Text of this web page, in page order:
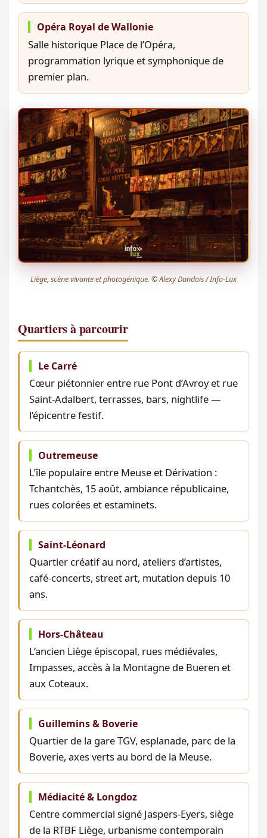
Opéra Royal de Wallonie
Salle historique Place de l’Opéra,
programmation lyrique et symphonique de
premier plan.
Liège, scène vivante et photogénique. © Alexy Dandois / Info-Lux
Quartiers à parcourir
Le Carré
Cœur piétonnier entre rue Pont d’Avroy et rue
Saint-Adalbert, terrasses, bars, nightlife —
l’épicentre festif.
Outremeuse
L’île populaire entre Meuse et Dérivation :
Tchantchès, 15 août, ambiance républicaine,
rues colorées et estaminets.
Saint-Léonard
Quartier créatif au nord, ateliers d’artistes,
café-concerts, street art, mutation depuis 10
ans.
Hors-Château
L’ancien Liège épiscopal, rues médiévales,
Impasses, accès à la Montagne de Bueren et
aux Coteaux.
Guillemins & Boverie
Quartier de la gare TGV, esplanade, parc de la
Boverie, axes verts au bord de la Meuse.
Médiacité & Longdoz
Centre commercial signé Jaspers-Eyers, siège
de la RTBF Liège, urbanisme contemporain